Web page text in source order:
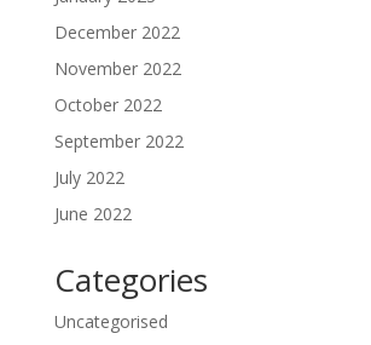
December 2022
November 2022
October 2022
September 2022
July 2022
June 2022
Categories
Uncategorised